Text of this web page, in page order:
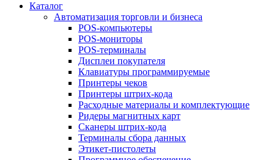
Каталог
Автоматизация торговли и бизнеса
POS-компьютеры
POS-мониторы
POS-терминалы
Дисплеи покупателя
Клавиатуры программируемые
Принтеры чеков
Принтеры штрих-кода
Расходные материалы и комплектующие
Ридеры магнитных карт
Сканеры штрих-кода
Терминалы сбора данных
Этикет-пистолеты